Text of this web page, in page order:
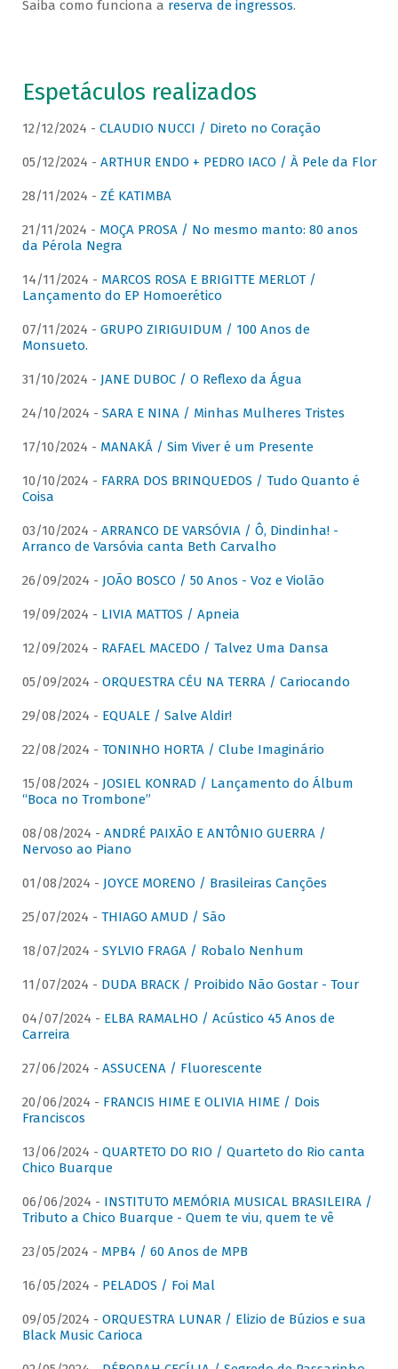
Saiba como funciona a reserva de ingressos.
Espetáculos realizados
12/12/2024 - CLAUDIO NUCCI / Direto no Coração
05/12/2024 - ARTHUR ENDO + PEDRO IACO / À Pele da Flor
28/11/2024 - ZÉ KATIMBA
21/11/2024 - MOÇA PROSA / No mesmo manto: 80 anos
da Pérola Negra
14/11/2024 - MARCOS ROSA E BRIGITTE MERLOT /
Lançamento do EP Homoerético
07/11/2024 - GRUPO ZIRIGUIDUM / 100 Anos de
Monsueto.
31/10/2024 - JANE DUBOC / O Reflexo da Água
24/10/2024 - SARA E NINA / Minhas Mulheres Tristes
17/10/2024 - MANAKÁ / Sim Viver é um Presente
10/10/2024 - FARRA DOS BRINQUEDOS / Tudo Quanto é
Coisa
03/10/2024 - ARRANCO DE VARSÓVIA / Ô, Dindinha! -
Arranco de Varsóvia canta Beth Carvalho
26/09/2024 - JOÃO BOSCO / 50 Anos - Voz e Violão
19/09/2024 - LIVIA MATTOS / Apneia
12/09/2024 - RAFAEL MACEDO / Talvez Uma Dansa
05/09/2024 - ORQUESTRA CÉU NA TERRA / Cariocando
29/08/2024 - EQUALE / Salve Aldir!
22/08/2024 - TONINHO HORTA / Clube Imaginário
15/08/2024 - JOSIEL KONRAD / Lançamento do Álbum
“Boca no Trombone”
08/08/2024 - ANDRÉ PAIXÃO E ANTÔNIO GUERRA /
Nervoso ao Piano
01/08/2024 - JOYCE MORENO / Brasileiras Canções
25/07/2024 - THIAGO AMUD / São
18/07/2024 - SYLVIO FRAGA / Robalo Nenhum
11/07/2024 - DUDA BRACK / Proibido Não Gostar - Tour
04/07/2024 - ELBA RAMALHO / Acústico 45 Anos de
Carreira
27/06/2024 - ASSUCENA / Fluorescente
20/06/2024 - FRANCIS HIME E OLIVIA HIME / Dois
Franciscos
13/06/2024 - QUARTETO DO RIO / Quarteto do Rio canta
Chico Buarque
06/06/2024 - INSTITUTO MEMÓRIA MUSICAL BRASILEIRA /
Tributo a Chico Buarque - Quem te viu, quem te vê
23/05/2024 - MPB4 / 60 Anos de MPB
16/05/2024 - PELADOS / Foi Mal
09/05/2024 - ORQUESTRA LUNAR / Elizio de Búzios e sua
Black Music Carioca